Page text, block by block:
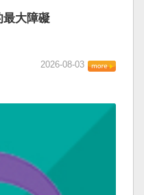
最大障礙
2026-08-03